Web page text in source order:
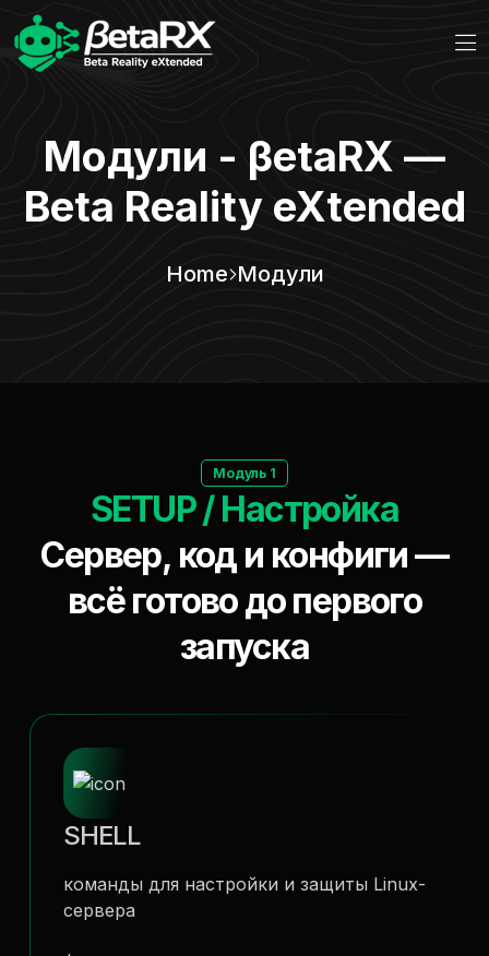
Модули - βetaRX —
Beta Reality eXtended
Home Модули
Модуль 1
SETUP / Настройка
Сервер, код и конфиги —
всё готово до первого
запуска
SHELL
команды для настройки и защиты Linux-
сервера